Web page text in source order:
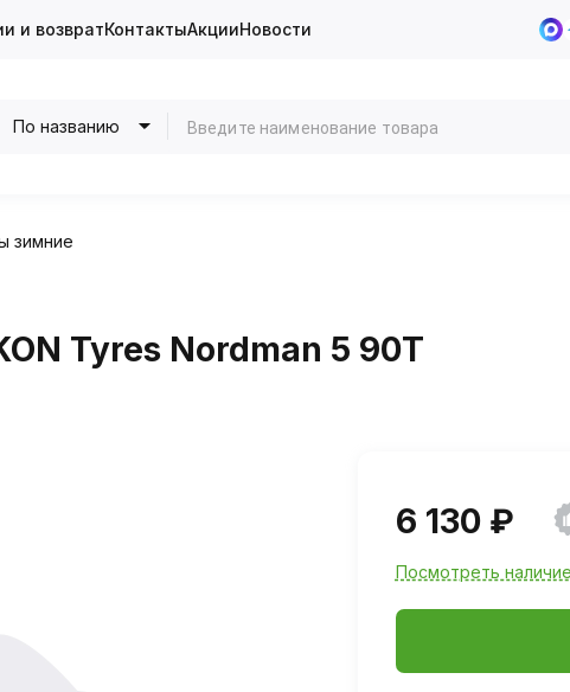
и возвратКонтактыАкцииНовости
По названию
зимние
Tyres Nordman 5 90T
6 130 ₽
Посмотреть